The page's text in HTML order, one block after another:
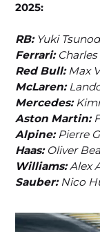
2025:
RB:Yuki
Ferrari:Charles
Red Bull:Max
McLaren:
Mercedes:Kimi
Aston Martin:
Alpine:Pierre
Haas: Oliver
Williams:Alex
Sauber:Nico